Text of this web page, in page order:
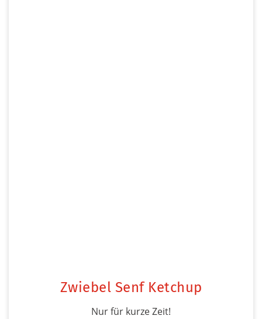
Zwiebel Senf Ketchup
Nur für kurze Zeit!